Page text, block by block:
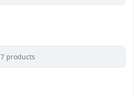
7 products